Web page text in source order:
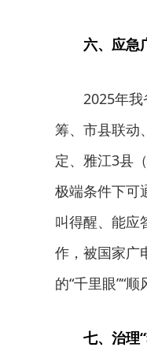
六、应急
2025年
筹、市县联动
定、雅江3县
极端条件下可
叫得醒、能应
作，被国家广
的“千里眼”“顺
七、治理